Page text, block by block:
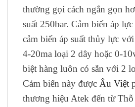
thường gọi cách ngắn gọn
suất 250bar. Cảm biến áp
cảm biến áp suất thủy lực
4-20ma loại 2 dây hoặc 0-
biệt hàng luôn có sẵn với 2
Cảm biến này được Âu Việt
thương hiệu Atek đến từ